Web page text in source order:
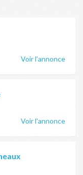
Voir l'annonce
Voir l'annonce